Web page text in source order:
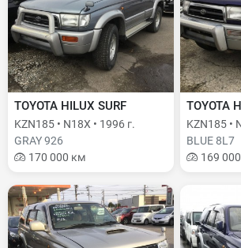
TOYOTA HILUX SURF
KZN185 • N18X • 1996 г.
GRAY 926
170 000 км
TOYOTA
KZN185 •
BLUE 8L7
169